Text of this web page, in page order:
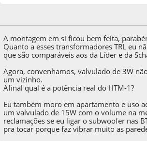
A montagem em si ficou bem feita,
Quanto a esses transformadores TRL eu
que são comparáveis aos da Líder e da
Agora, convenhamos, valvulado de 3W
um vizinho.
Afinal qual é a potência real do HTM-1?
Eu também moro em apartamento e uso
um valvulado de 15W com o volume na
reclamações se eu ligar o subwoofer nas
pra tocar porque faz vibrar muito as